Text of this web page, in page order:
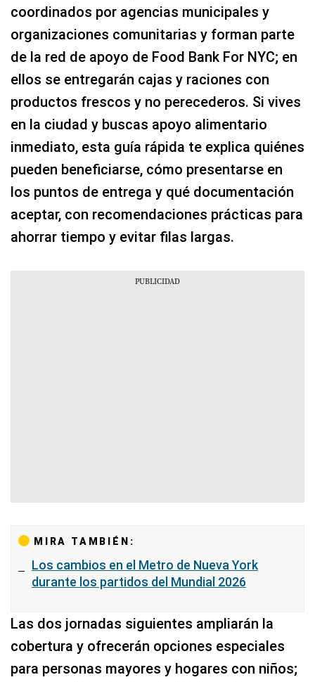
coordinados por agencias municipales y
organizaciones comunitarias y forman parte
de la red de apoyo de Food Bank For NYC; en
ellos se entregarán cajas y raciones con
productos frescos y no perecederos. Si vives
en la ciudad y buscas apoyo alimentario
inmediato, esta guía rápida te explica quiénes
pueden beneficiarse, cómo presentarse en
los puntos de entrega y qué documentación
aceptar, con recomendaciones prácticas para
ahorrar tiempo y evitar filas largas.
MIRA TAMBIÉN:
Los cambios en el Metro de Nueva York
durante los partidos del Mundial 2026
Las dos jornadas siguientes ampliarán la
cobertura y ofrecerán opciones especiales
para personas mayores y hogares con niños;